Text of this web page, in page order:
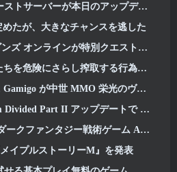
サーバーが本日のアップデートで起動
たが、大きなチャンスを逃した
が特別クエストと報酬で「Natural 20」周年を祝う
搾取する行為」で訴えられていると報じられている
中世 MMO 栄光のヴィクティスの復活を予告
アップデートで 2 つの主要な派閥戦争機能を導入
ァンタジー戦術ゲーム Annulus をプレイ
イプルストーリーM』を発表